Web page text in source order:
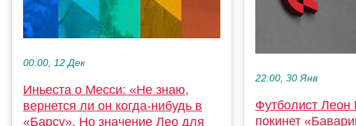
00:00, 12 Дек
Иньеста о Месси: «Не знаю,
вернется ли он когда-нибудь в
«Барсу». Но значение Лео для
22:00, 30 Янв
Футболист Леон
покинет